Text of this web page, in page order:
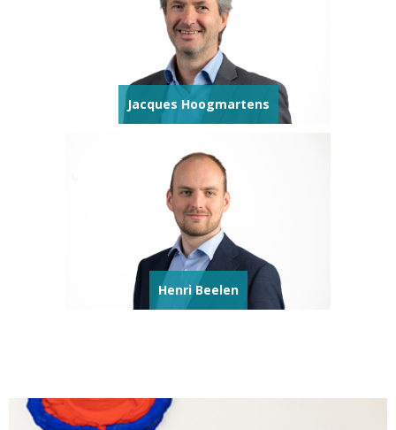
Jacques Hoogmartens
Henri Beelen